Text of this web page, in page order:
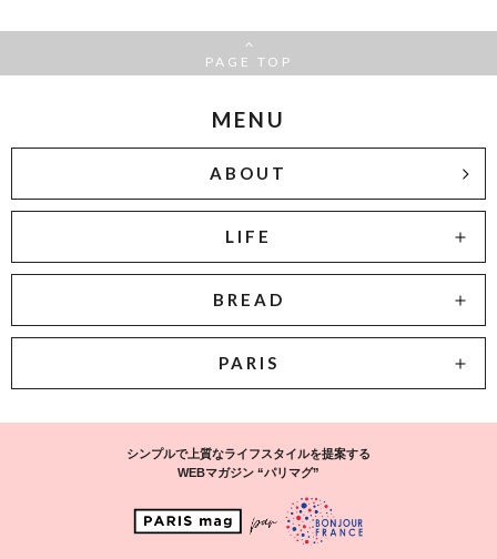
PAGE TOP
MENU
ABOUT
LIFE
BREAD
PARIS
シンプルで上質なライフスタイルを提案する
WEBマガジン “パリマグ”